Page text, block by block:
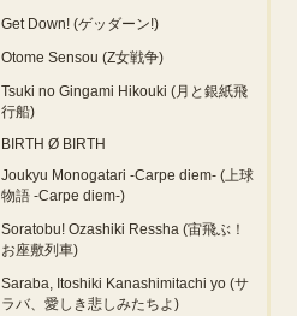
Get Down! (ゲッダーン!)
Otome Sensou (Z女戦争)
Tsuki no Gingami Hikouki (月と銀紙飛
行船)
BIRTH Ø BIRTH
Joukyu Monogatari -Carpe diem- (上球
物語 -Carpe diem-)
Soratobu! Ozashiki Ressha (宙飛ぶ！
お座敷列車)
Saraba, Itoshiki Kanashimitachi yo (サ
ラバ、愛しき悲しみたちよ)